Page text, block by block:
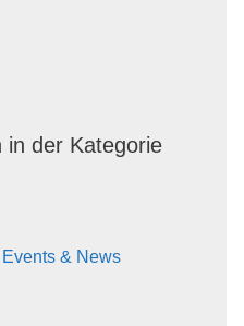
in der Kategorie
& News